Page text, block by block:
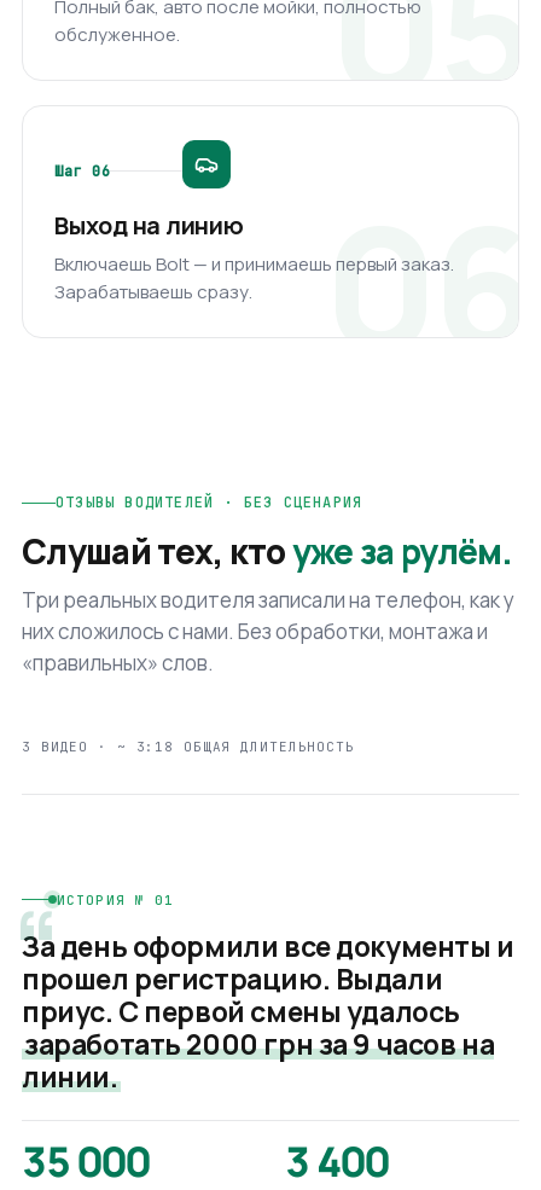
Полный бак, авто после мойки, полностью
обслуженное.
Шаг 06
Выход на линию
Включаешь Bolt — и принимаешь первый заказ.
Зарабатываешь сразу.
ОТЗЫВЫ ВОДИТЕЛЕЙ · БЕЗ СЦЕНАРИЯ
Слушай тех, ктоуже за рулём.
Три реальных водителя записали на телефон, как у
них сложилось с нами. Без обработки, монтажа и
«правильных» слов.
3 ВИДЕО · ~ 3:18 ОБЩАЯ ДЛИТЕЛЬНОСТЬ
Андрей М.
[ VIDEO ·АНДРЕЙ М.]
ИСТОРИЯ № 01
“
За день оформили все документы и
прошел регистрацию. Выдали
приус. С первой смены удалось
заработать 2000 грн за 9 часов на
линии.
35 000 3 400